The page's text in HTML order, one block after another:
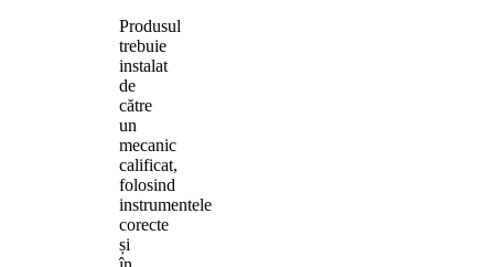
Produsul
trebuie
instalat
de
către
un
mecanic
calificat,
folosind
instrumentele
corecte
și